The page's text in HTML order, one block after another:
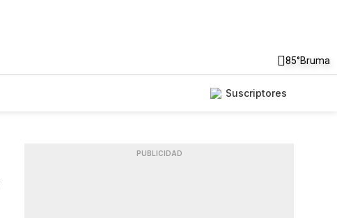
85°Bruma
Suscriptores
PUBLICIDAD